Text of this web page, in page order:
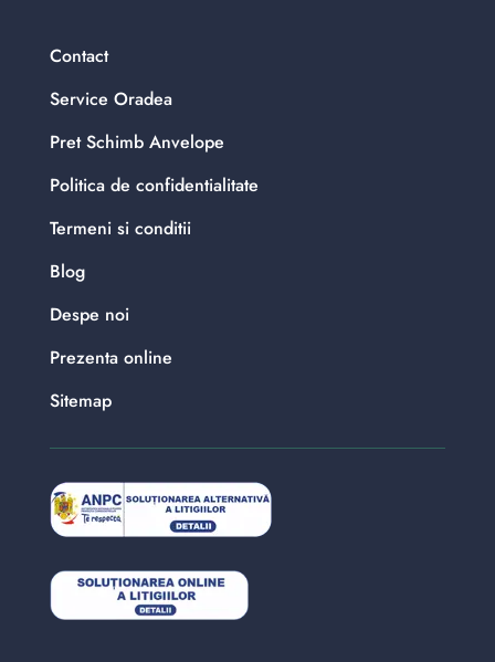
Contact
Service Oradea
Pret Schimb Anvelope
Politica de confidentialitate
Termeni si conditii
Blog
Despe noi
Prezenta online
Sitemap